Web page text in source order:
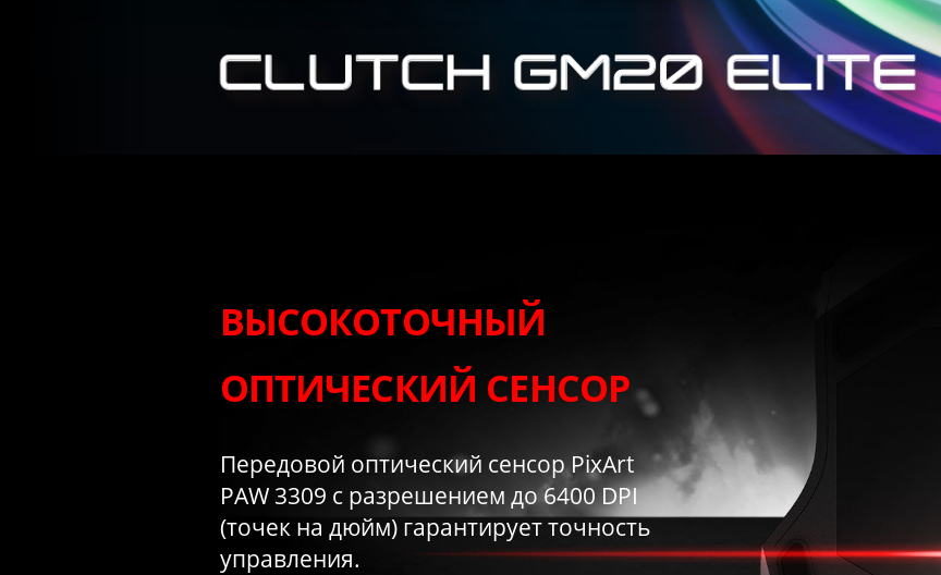
ВЫСОКОТОЧНЫЙ
ОПТИЧЕСКИЙ СЕНСОР
Передовой оптический сенсор PixArt
PAW 3309 с разрешением до 6400 DPI
(точек на дюйм) гарантирует точность
управления.